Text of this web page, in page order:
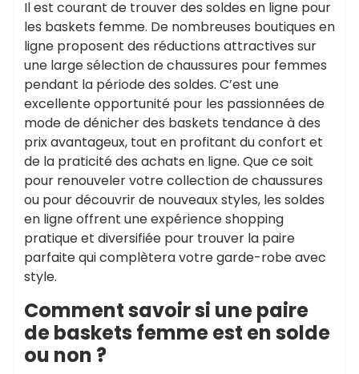
Il est courant de trouver des soldes en ligne pour
les baskets femme. De nombreuses boutiques en
ligne proposent des réductions attractives sur
une large sélection de chaussures pour femmes
pendant la période des soldes. C’est une
excellente opportunité pour les passionnées de
mode de dénicher des baskets tendance à des
prix avantageux, tout en profitant du confort et
de la praticité des achats en ligne. Que ce soit
pour renouveler votre collection de chaussures
ou pour découvrir de nouveaux styles, les soldes
en ligne offrent une expérience shopping
pratique et diversifiée pour trouver la paire
parfaite qui complètera votre garde-robe avec
style.
Comment savoir si une paire
de baskets femme est en solde
ou non ?